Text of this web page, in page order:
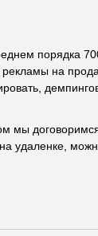
порядка
рекламы на
мы
удаленке,